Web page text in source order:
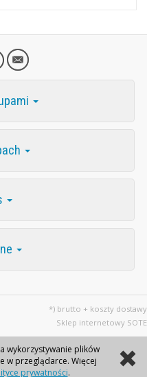
*) brutto + koszty dostawy
Sklep internetowy SOTE
wykorzystywanie plików
w przeglądarce. Więcej
prywatności.